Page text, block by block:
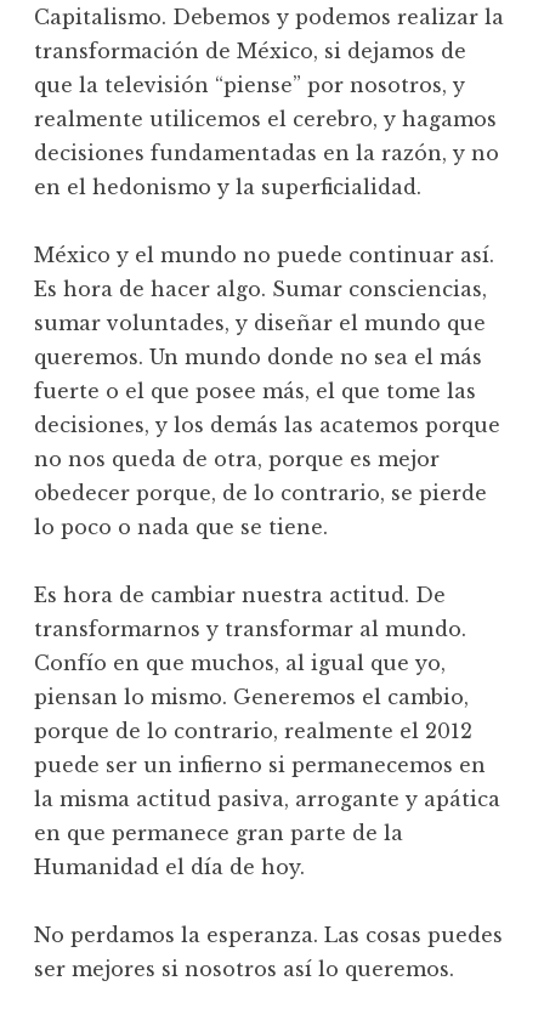
Capitalismo. Debemos y podemos realizar la
transformación de México, si dejamos de
que la televisión “piense” por nosotros, y
realmente utilicemos el cerebro, y hagamos
decisiones fundamentadas en la razón, y no
en el hedonismo y la superficialidad.
México y el mundo no puede continuar así.
Es hora de hacer algo. Sumar consciencias,
sumar voluntades, y diseñar el mundo que
queremos. Un mundo donde no sea el más
fuerte o el que posee más, el que tome las
decisiones, y los demás las acatemos porque
no nos queda de otra, porque es mejor
obedecer porque, de lo contrario, se pierde
lo poco o nada que se tiene.
Es hora de cambiar nuestra actitud. De
transformarnos y transformar al mundo.
Confío en que muchos, al igual que yo,
piensan lo mismo. Generemos el cambio,
porque de lo contrario, realmente el 2012
puede ser un infierno si permanecemos en
la misma actitud pasiva, arrogante y apática
en que permanece gran parte de la
Humanidad el día de hoy.
No perdamos la esperanza. Las cosas puedes
ser mejores si nosotros así lo queremos.